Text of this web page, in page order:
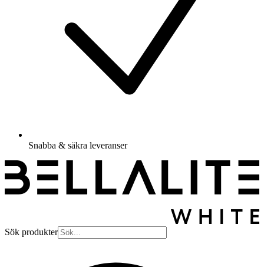
Snabba & säkra leveranser
Sök produkter